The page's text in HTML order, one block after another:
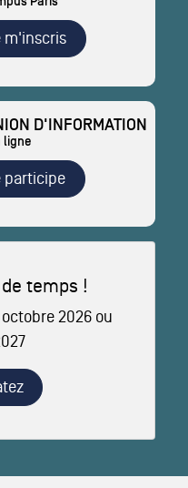
m'inscris
D'INFORMATION
ligne
participe
temps !
octobre 2026 ou